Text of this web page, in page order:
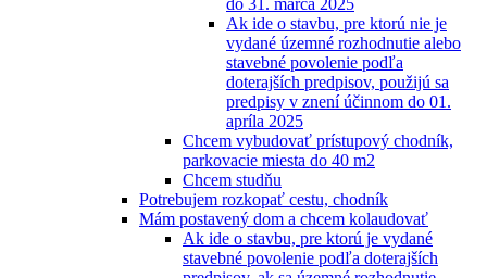
do 31. marca 2025
Ak ide o stavbu, pre ktorú nie je
vydané územné rozhodnutie alebo
stavebné povolenie podľa
doterajších predpisov, použijú sa
predpisy v znení účinnom do 01.
apríla 2025
Chcem vybudovať prístupový chodník,
parkovacie miesta do 40 m2
Chcem studňu
Potrebujem rozkopať cestu, chodník
Mám postavený dom a chcem kolaudovať
Ak ide o stavbu, pre ktorú je vydané
stavebné povolenie podľa doterajších